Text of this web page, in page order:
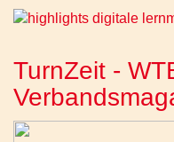
TurnZeit -